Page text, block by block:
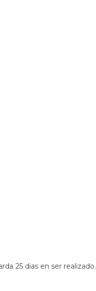
25 dias en ser realizado.